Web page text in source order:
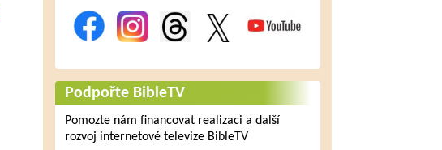
Podpořte BibleTV
Pomozte nám financovat realizaci a další
rozvoj internetové televize BibleTV